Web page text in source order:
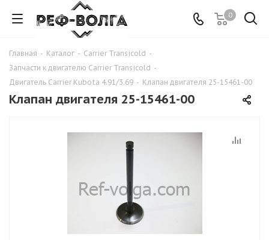
0
Главная - Каталог - Carrier Transicold -
Запчасти к двигателю Carrier Transicold -
Двигатель Carrier Kubota 4.91/3.69 - Клапан двигателя 25-15461-00
Клапан двигателя 25-15461-00